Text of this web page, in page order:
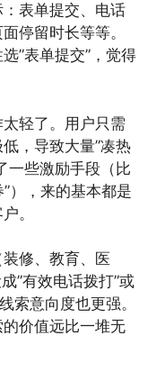
表单提交、电话
停留时长等等。
”表单提交”，觉得
轻了。用户只需
，导致大量”凑热
一些激励手段（比
），来的基本都是
。
修、教育、医
”有效电话拨打”或
索意向度也更强。
价值远比一堆无